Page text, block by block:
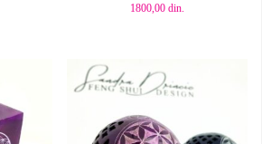
1800,00din.